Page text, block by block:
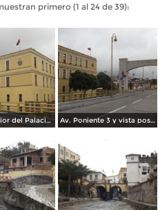
primero (1 al 24 de 39):
Vista posterior del Palacio Municipal. Diciembre/2014 Av. Poniente 3 y vista posterior del Palacio Municipal. Diciembre/2014